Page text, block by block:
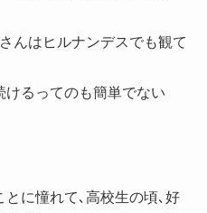
んはヒルナンデスでも観て
けるってのも簡単でない
に憧れて､高校生の頃､好